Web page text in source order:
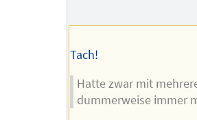
Tach!
Hatte zwar mit
dummerweise immer